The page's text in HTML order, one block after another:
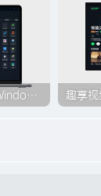
图吧工具箱#内置87款Windows系统使用工具#无需安装#B009